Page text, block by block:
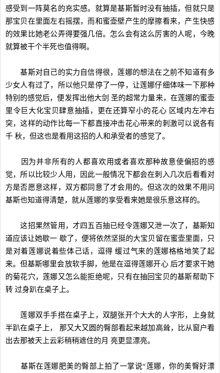
感受到一阵莫名的充实感。就算是基斯暂时没有抽插，但就只是
那宝贝在里面左右摇摆，而和蜜壶壁产生的摩擦看来，产生快感
的效果比她老公弄得要强几倍。怎么会有这么厉害的人呢，今晚
就算被干个半死也值得啊。
基斯对自己的实力自信得很，莲娜的想法在之前不知道有多
少女人有过了，所以他只是停了一停，让莲娜仔细体味一下那种
特别的感觉后，便发挥出他大剑 圣的超常力量来，在莲娜的蜜壶
里令巨大化宝贝肆意抽插，更在还算窄小的花心 区域内左冲右
突，这样的动作比每一下都直接冲击花心带来的刺激可以说各有
千 秋，但这也是看用这招的人和承受者的感觉了。
因为并非所有的人都喜欢用或者喜欢那种故意使偏招的感
觉，所以比较少人用，因此一般情况下都会在刺入几次后看看对
方是否愿意这样，双方都同意了才会用的。但这次的效果不用问
基斯也知道得清楚，就从莲娜的享受看来她是很乐意这样的。
这招果然管用，才四五百抽已经令莲娜又泄一次了，基斯知
道应该让她歇一 歇了，便将依然坚挺的大宝贝留在蜜壶里面，只
是对着莲娜说着些体己话，逗得 缓过气来的莲娜格格地笑了起
来。但基斯哪里会放软手脚，他是在逗得莲娜开心 后才要求干她
的菊花穴，莲娜又怎么能拒绝呢，只有在抽回宝贝的基斯帮助下
转 过身趴在桌子上。
莲娜双手手搭在桌子上，双腿张开个大大的人字形，上身就
半趴在桌子上， 那又大又圆的臀部看起来越加高耸，比从窗户看
出去那被天上云彩稍稍遮住的月 亮更显漂亮。
基斯在莲娜肥美的臀部上拍了一掌说“莲娜，你的美臀好漂